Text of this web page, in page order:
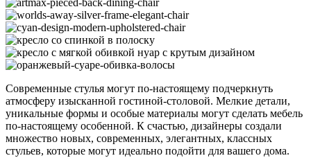
Современные стулья могут по-настоящему подчеркнуть
атмосферу изысканной гостиной-столовой. Мелкие детали,
уникальные формы и особые материалы могут сделать мебель
по-настоящему особенной. К счастью, дизайнеры создали
множество новых, современных, элегантных, классных
стульев, которые могут идеально подойти для вашего дома.